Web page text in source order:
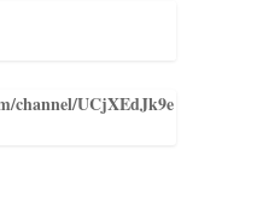
channel/UCjXEdJk9e